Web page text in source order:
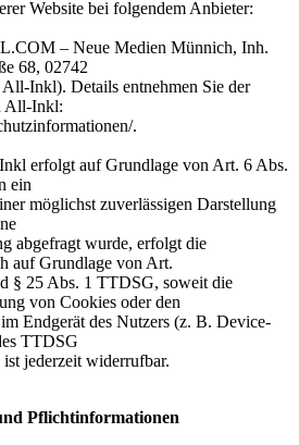
Website bei folgendem Anbieter:
– Neue Medien Münnich, Inh.
68, 02742
Inkl). Details entnehmen Sie der
All-Inkl:
.
erfolgt auf Grundlage von Art. 6 Abs.
ein
möglichst zuverlässigen Darstellung
abgefragt wurde, erfolgt die
auf Grundlage von Art.
§ 25 Abs. 1 TTDSG, soweit die
von Cookies oder den
Endgerät des Nutzers (z. B. Device-
TTDSG
jederzeit widerrufbar.
Pflichtinformationen